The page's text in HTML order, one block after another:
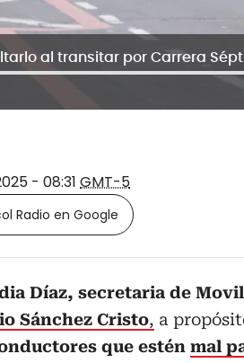
- 08:31 GMT-5
Radio en Google
Díaz, secretaria de
Sánchez Cristo, a
que estén mal